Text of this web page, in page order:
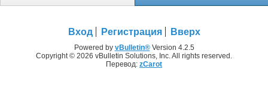
Вход Регистрация Вверх
Powered by vBulletin®Version 4.2.5
Copyright © 2026 vBulletin Solutions, Inc. All rights reserved.
Перевод: zCarot